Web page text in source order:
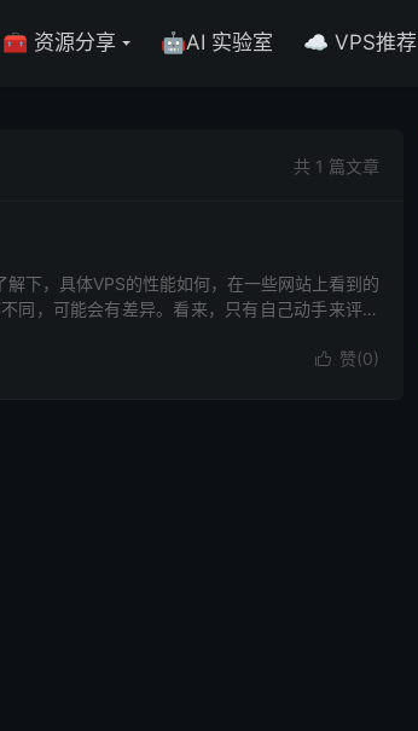
🧰 资源分享 🤖AI 实验室 ☁️ VPS推荐
共 1 篇文章
下，具体VPS的性能如何，在一些网站上看到的
同，可能会有差异。看来，只有自己动手来评测
 赞(0)